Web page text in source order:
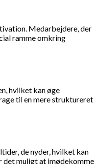
Medarbejdere, der
ramme omkring
hvilket kan øge
til en mere struktureret
de nyder, hvilket kan
det muligt at imødekomme